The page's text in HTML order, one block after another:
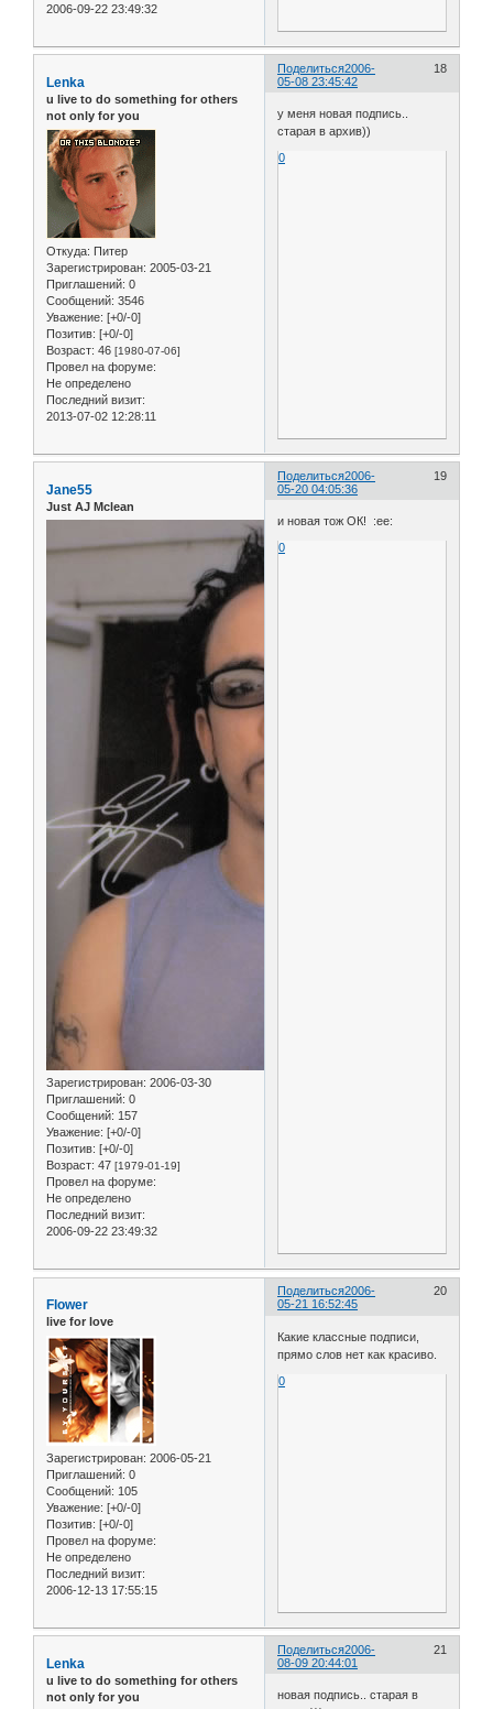
2006-09-22 23:49:32
Поделиться 18
2006-
05-08 23:45:42
Lenka
u live to do something for others
not only for you
Откуда: Питер
Зарегистрирован: 2005-03-21
Приглашений: 0
Сообщений: 3546
Уважение: [+0/-0]
Позитив: [+0/-0]
Возраст: 46 [1980-07-06]
Провел на форуме:
Не определено
Последний визит:
2013-07-02 12:28:11
у меня новая подпись..
старая в архив))
0
Поделиться 19
2006-
05-20 04:05:36
Jane55
Just AJ Mclean
Зарегистрирован: 2006-03-30
Приглашений: 0
Сообщений: 157
Уважение: [+0/-0]
Позитив: [+0/-0]
Возраст: 47 [1979-01-19]
Провел на форуме:
Не определено
Последний визит:
2006-09-22 23:49:32
и новая тож ОК! :ee:
0
Поделиться 20
2006-
05-21 16:52:45
Flower
live for love
Зарегистрирован: 2006-05-21
Приглашений: 0
Сообщений: 105
Уважение: [+0/-0]
Позитив: [+0/-0]
Провел на форуме:
Не определено
Последний визит:
2006-12-13 17:55:15
Какие классные подписи,
прямо слов нет как красиво.
0
Поделиться 21
2006-
08-09 20:44:01
Lenka
u live to do something for others
not only for you
новая подпись.. старая в